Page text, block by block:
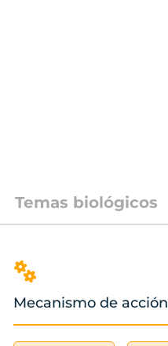
Temas biológicos
Mecanismo de acción